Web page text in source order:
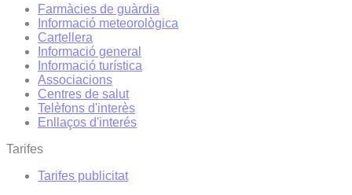
Farmàcies de guàrdia
Informació meteorològica
Cartellera
Informació general
Informació turística
Associacions
Centres de salut
Telèfons d'interès
Enllaços d'interés
Tarifes
Tarifes publicitat